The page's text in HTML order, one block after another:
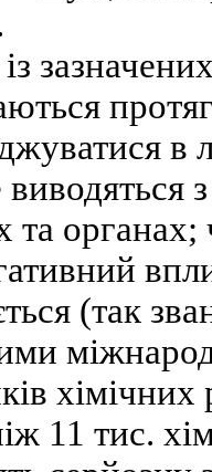
в
виводяться
та органах;
(так
11 тис.